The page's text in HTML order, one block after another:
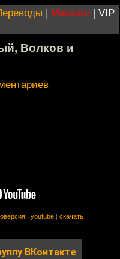
| Магазин | VIP
Волков и
youtube скачать
ВКонтакте